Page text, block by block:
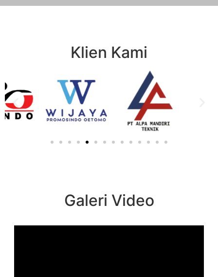
Klien Kami
Galeri Video